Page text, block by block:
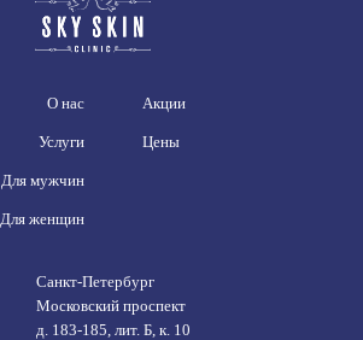
О нас
Услуги
Для мужчин
Для женщин
Акции
Цены
Санкт-Петербург
Московский проспект
д. 183-185, лит. Б, к. 10